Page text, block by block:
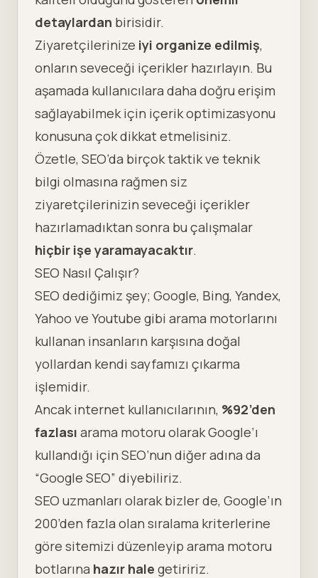
detaylardan birisidir.
Ziyaretçilerinize iyi organize edilmiş,
onların seveceği içerikler hazırlayın. Bu
aşamada kullanıcılara daha doğru erişim
sağlayabilmek için içerik optimizasyonu
konusuna çok dikkat etmelisiniz.
Özetle, SEO’da birçok taktik ve teknik
bilgi olmasına rağmen siz
ziyaretçilerinizin seveceği içerikler
hazırlamadıktan sonra bu çalışmalar
hiçbir işe yaramayacaktır.
SEO Nasıl Çalışır?
SEO dediğimiz şey; Google, Bing, Yandex,
Yahoo ve Youtube gibi arama motorlarını
kullanan insanların karşısına doğal
yollardan kendi sayfamızı çıkarma
işlemidir.
Ancak internet kullanıcılarının, %92’den
fazlası arama motoru olarak Google’ı
kullandığı için SEO’nun diğer adına da
“Google SEO” diyebiliriz.
SEO uzmanları olarak bizler de, Google’ın
200’den fazla olan sıralama kriterlerine
göre sitemizi düzenleyip arama motoru
botlarına hazır hale getiririz.